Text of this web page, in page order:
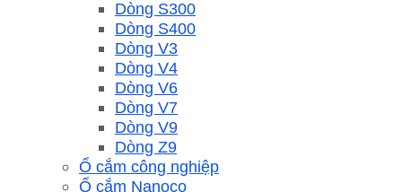
Dòng S300
Dòng S400
Dòng V3
Dòng V4
Dòng V6
Dòng V7
Dòng V9
Dòng Z9
Ổ cắm công nghiệp
Ổ cắm Nanoco